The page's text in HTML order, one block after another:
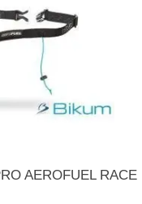
AEROFUEL RACE